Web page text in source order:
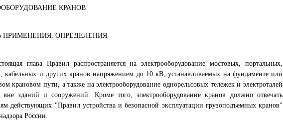
КРАНОВ
ПРИМЕНЕНИЯ, ОПРЕДЕЛЕНИЯ
глава Правил распространяется на электрооборудование мостовых, портальных,
кабельных и других кранов напряжением до 10 кВ, устанавливаемых на фундаменте или
крановом пути, а также на электрооборудование однорельсовых тележек и электроталей
зданий и сооружений. Кроме того, электрооборудование кранов должно отвечать
действующих "Правил устройства и безопасной эксплуатации грузоподъемных кранов"
России.